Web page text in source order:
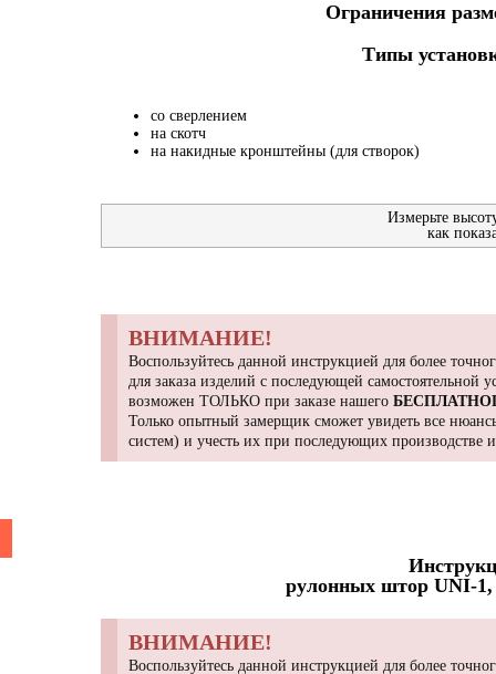
Ограничения
Типы
со сверлением
на скотч
на накидные кронштейны (для створок)
Измерьте
как
ВНИМАНИЕ!
Воспользуйтесь данной инструкцией для более
для заказа изделий с последующей
возможен ТОЛЬКО при заказе нашего
Только опытный замерщик сможет увидеть все
систем) и учесть их при последующих производстве
рулонных штор UNI-
ВНИМАНИЕ!
Воспользуйтесь данной инструкцией для более